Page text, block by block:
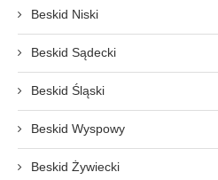
Beskid Niski
Beskid Sądecki
Beskid Śląski
Beskid Wyspowy
Beskid Żywiecki